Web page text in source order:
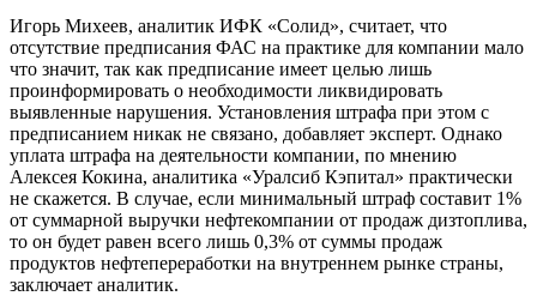
Игорь Михеев, аналитик ИФК «Солид», считает, что
отсутствие предписания ФАС на практике для компании мало
что значит, так как предписание имеет целью лишь
проинформировать о необходимости ликвидировать
выявленные нарушения. Установления штрафа при этом с
предписанием никак не связано, добавляет эксперт. Однако
уплата штрафа на деятельности компании, по мнению
Алексея Кокина, аналитика «Уралсиб Кэпитал» практически
не скажется. В случае, если минимальный штраф составит 1%
от суммарной выручки нефтекомпании от продаж дизтоплива,
то он будет равен всего лишь 0,3% от суммы продаж
продуктов нефтепереработки на внутреннем рынке страны,
заключает аналитик.